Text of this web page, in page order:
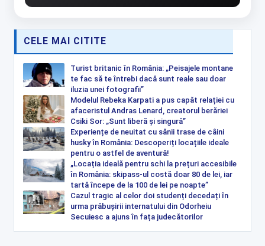
CELE MAI CITITE
Turist britanic în România: „Peisajele montane
te fac să te întrebi dacă sunt reale sau doar
iluzia unei fotografii”
Modelul Rebeka Karpati a pus capăt relației cu
afaceristul Andras Lenard, creatorul berăriei
Csiki Sor: „Sunt liberă și singură”
Experiențe de neuitat cu sănii trase de câini
husky în România: Descoperiți locațiile ideale
pentru o astfel de aventură!
„Locația ideală pentru schi la prețuri accesibile
în România: skipass-ul costă doar 80 de lei, iar
tartă începe de la 100 de lei pe noapte”
Cazul tragic al celor doi studenți decedați în
urma prăbușirii internatului din Odorheiu
Secuiesc a ajuns în fața judecătorilor